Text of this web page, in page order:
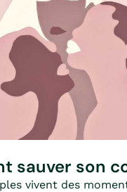
la thérapie de couple.
sauver son
vivent des